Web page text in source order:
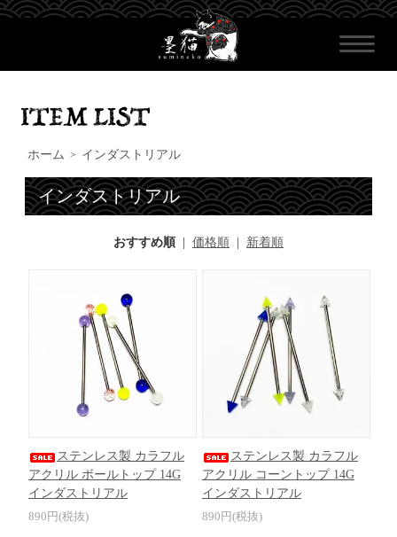
ホーム > インダストリアル
インダストリアル
おすすめ順 価格順 新着順
ステンレス製 カラフル
アクリル ボールトップ 14G
インダストリアル
890円(税抜)
ステンレス製 カラフル
アクリル コーントップ 14G
インダストリアル
890円(税抜)